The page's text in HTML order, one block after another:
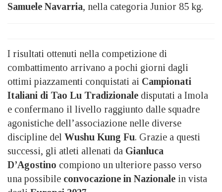
Samuele Navarria, nella categoria Junior 85 kg.
I risultati ottenuti nella competizione di
combattimento arrivano a pochi giorni dagli
ottimi piazzamenti conquistati ai Campionati
Italiani di Tao Lu Tradizionale disputati a Imola
e confermano il livello raggiunto dalle squadre
agonistiche dell’associazione nelle diverse
discipline del Wushu Kung Fu. Grazie a questi
successi, gli atleti allenati da Gianluca
D’Agostino compiono un ulteriore passo verso
una possibile convocazione in Nazionale in vista